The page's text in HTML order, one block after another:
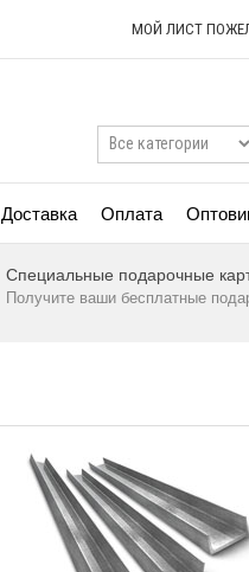
МОЙ ЛИСТ
Доставка Оплата
Специальные подарочные
Получите ваши бесплатные